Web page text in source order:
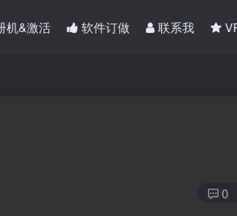
机&激活 软件订做 联系我
0